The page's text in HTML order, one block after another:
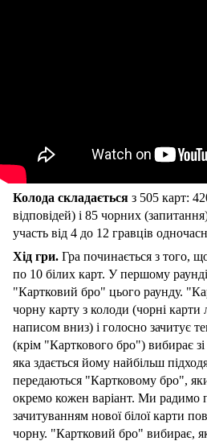
Колода складається з 505 карт:
відповідей) і 85 чорних
участь від 4 до 12 гравців
Хід гри. Гра починається з того,
по 10 білих карт. У першому
"Картковий бро" цього раунду.
чорну карту з колоди (чорні карти
написом вниз) і голосно зачитує
(крім "Карткового бро") вибирає зі
яка здається йому найбільш
передаються "Картковому бро",
окремо кожен варіант. Ми радимо
зачитуванням нової білої карти
чорну. "Картковий бро" вибирає,